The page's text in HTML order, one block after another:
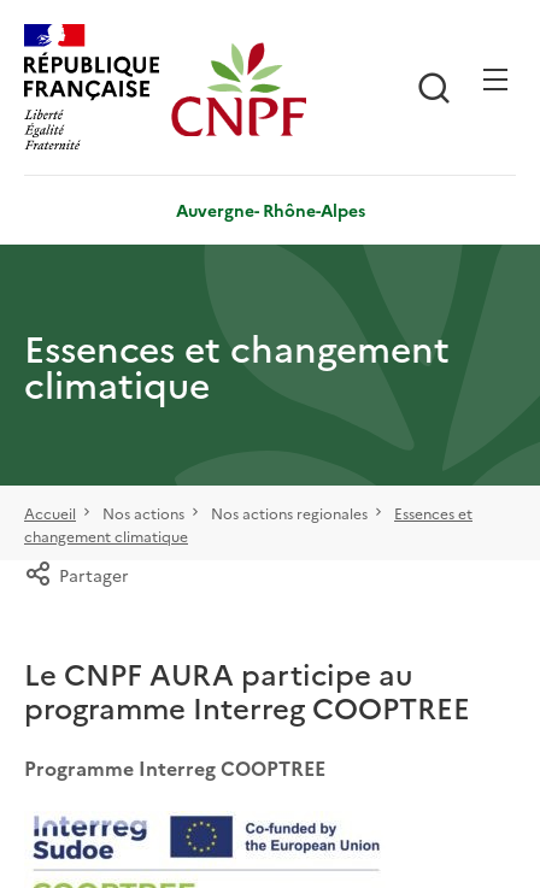
contenu
principal
Auvergne- Rhône-Alpes
Essences et changement
climatique
Accueil Nos actions Nos actions regionales
Essences et
changement climatique
Partager
Le CNPF AURA participe au
programme Interreg COOPTREE
Programme Interreg COOPTREE